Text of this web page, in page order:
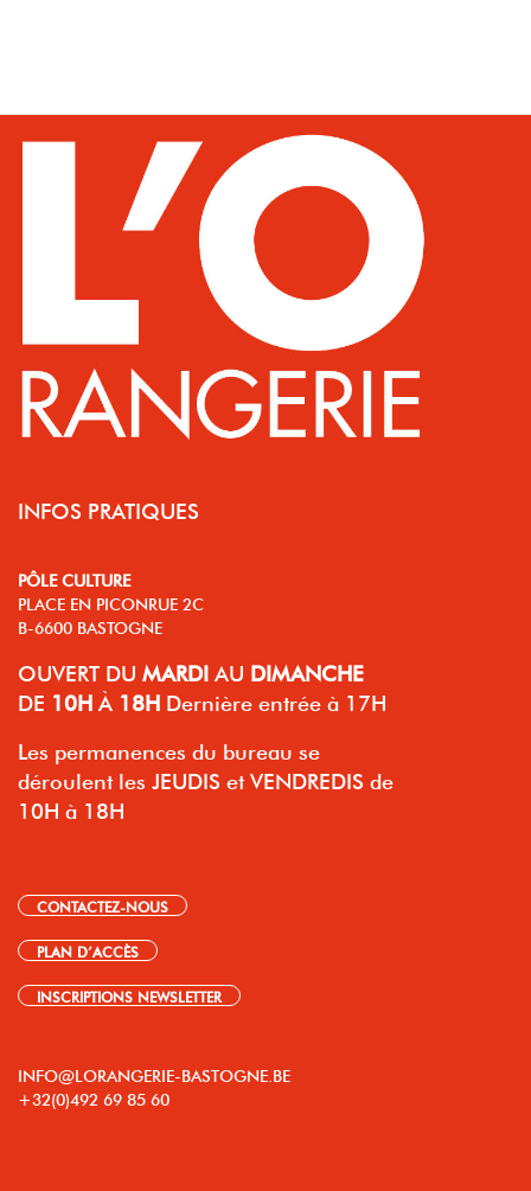
INFOS PRATIQUES
PÔLE CULTURE
PLACE EN PICONRUE 2C
B-6600 BASTOGNE
OUVERT DU MARDI AU DIMANCHE
DE 10H À 18H Dernière entrée à 17H
Les permanences du bureau se
déroulent les JEUDIS et VENDREDIS de
10H à 18H
CONTACTEZ-NOUS
PLAN D’ACCÈS
INSCRIPTIONS NEWSLETTER
INFO@LORANGERIE-BASTOGNE.BE
+32(0)492 69 85 60